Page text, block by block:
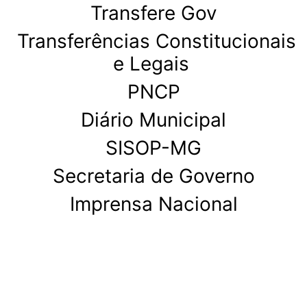
Transfere Gov
Transferências Constitucionais
e Legais
PNCP
Diário Municipal
SISOP-MG
Secretaria de Governo
Imprensa Nacional